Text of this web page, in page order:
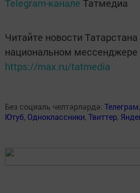
Telegram-канале Татмедиа
Читайте новости Татарстана
национальном
https://max.ru/tatmedia
Без социаль челтәрләрдә: Телеграм,
Ютуб, Одноклассники,Твиттер,